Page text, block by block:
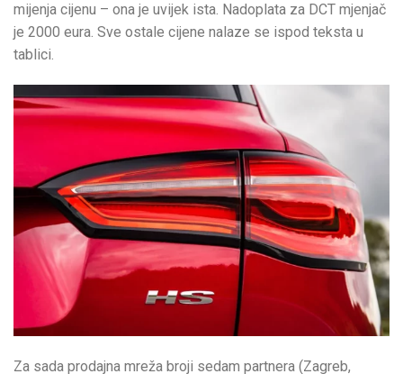
mijenja cijenu – ona je uvijek ista. Nadoplata za DCT mjenjač
je 2000 eura. Sve ostale cijene nalaze se ispod teksta u
tablici.
Za sada prodajna mreža broji sedam partnera (Zagreb,